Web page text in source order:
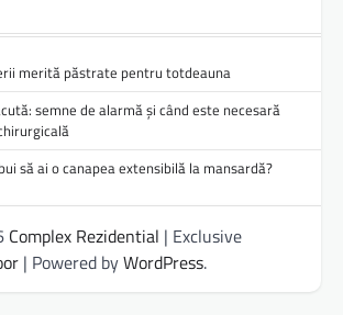
merită păstrate pentru totdeauna
semne de alarmă și când este necesară
să ai o canapea extensibilă la mansardă?
Complex Rezidential | Exclusive
| Powered byWordPress.